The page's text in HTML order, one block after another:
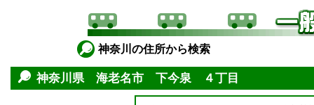
神奈川の住所から検索
神奈川県 海老名市 下今泉 ４丁目